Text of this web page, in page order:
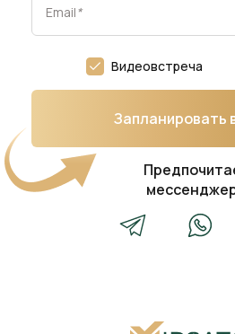
Email*
Видеовстреча
Запланировать